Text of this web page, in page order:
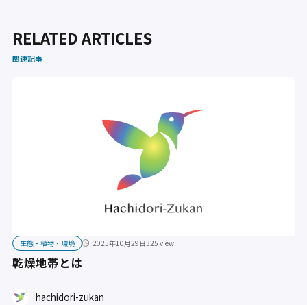
RELATED ARTICLES
関連記事
生態・植物・環境 2025年10月29日325 view
乾燥地帯とは
hachidori-zukan